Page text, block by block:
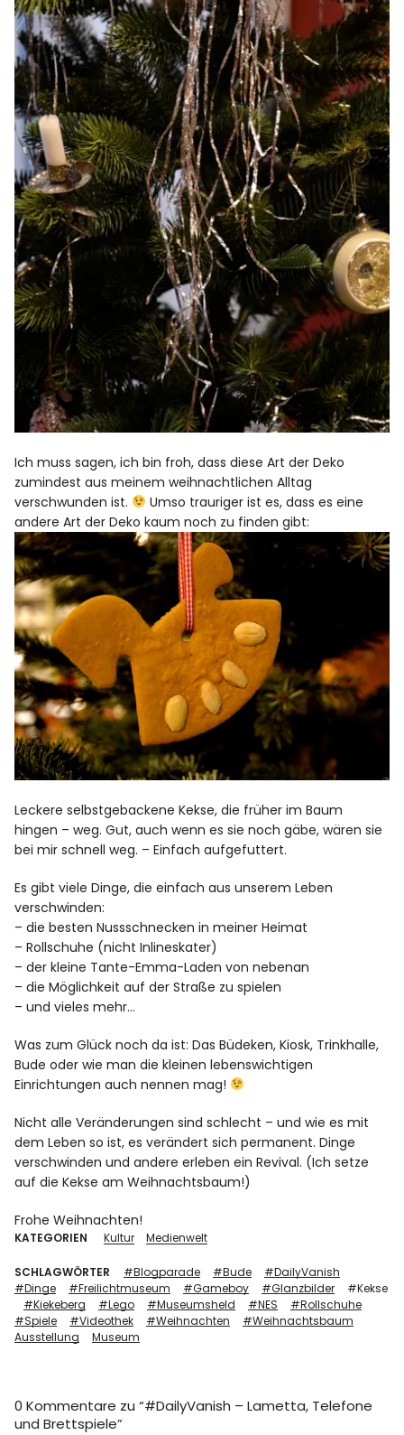
Ich muss sagen, ich bin froh, dass diese Art der Deko
zumindest aus meinem weihnachtlichen Alltag
verschwunden ist.
Umso trauriger ist es, dass es eine
andere Art der Deko kaum noch zu finden gibt:
Leckere selbstgebackene Kekse, die früher im Baum
hingen – weg. Gut, auch wenn es sie noch gäbe, wären sie
bei mir schnell weg. – Einfach aufgefuttert.
Es gibt viele Dinge, die einfach aus unserem Leben
verschwinden:
– die besten Nussschnecken in meiner Heimat
– Rollschuhe (nicht Inlineskater)
– der kleine Tante-Emma-Laden von nebenan
– die Möglichkeit auf der Straße zu spielen
– und vieles mehr…
Was zum Glück noch da ist: Das Büdeken, Kiosk, Trinkhalle,
Bude oder wie man die kleinen lebenswichtigen
Einrichtungen auch nennen mag!
Nicht alle Veränderungen sind schlecht – und wie es mit
dem Leben so ist, es verändert sich permanent. Dinge
verschwinden und andere erleben ein Revival. (Ich setze
auf die Kekse am Weihnachtsbaum!)
Frohe Weihnachten!
KATEGORIEN Kultur Medienwelt
SCHLAGWÖRTER #Blogparade #Bude
#DailyVanish
#Dinge
#Freilichtmuseum #Gameboy #Glanzbilder
#Kekse
#Kiekeberg
#Lego #Museumsheld #NES
#Rollschuhe
#Spiele
#Videothek #Weihnachten
#Weihnachtsbaum
Ausstellung
Museum
0 Kommentare zu “#DailyVanish – Lametta, Telefone
und Brettspiele”